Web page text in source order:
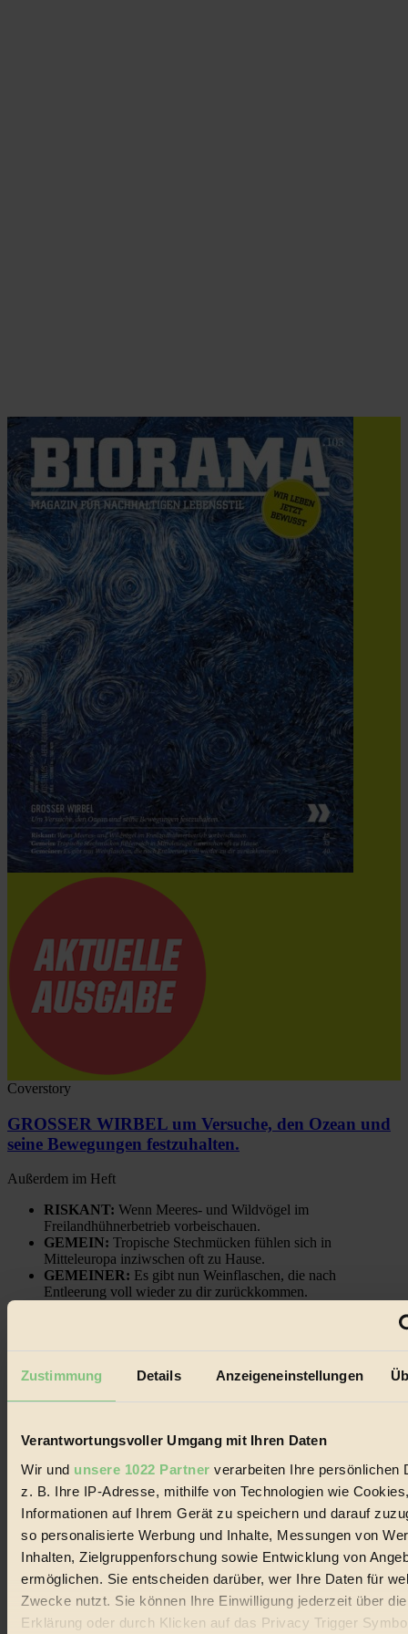
Zustimmung Details Anzeigeneinstellungen
Verantwortungsvoller Umgang mit Ihren Daten
Wir und unsere 1022 Partner verarbeiten Ihre persönlichen
z. B. Ihre IP-Adresse, mithilfe von Technologien wie
Informationen auf Ihrem Gerät zu speichern und darauf
so personalisierte Werbung und Inhalte, Messungen von
Inhalten, Zielgruppenforschung sowie Entwicklung von
ermöglichen. Sie entscheiden darüber, wer Ihre Daten für
Zwecke nutzt. Sie können Ihre Einwilligung jederzeit über
Erklärung oder durch Klicken auf das Privacy Trigger
Coverstory
GROSSER WIRBEL um Versuche, den Ozean und
seine Bewegungen festzuhalten.
Außerdem im Heft
RISKANT: Wenn Meeres- und Wildvögel im
Freilandhühnerbetrieb vorbeischauen.
GEMEIN: Tropische Stechmücken fühlen sich in
Mitteleuropa inziwschen oft zu Hause.
GEMEINER: Es gibt nun Weinflaschen, die nach
Entleerung voll wieder zu dir zurückkommen.
Der BIORAMA-Newsletter
Gewinnspiele & Ausgaben übersichtlich aufbereitet vom
BIORAMA-Magazin per E-Mail.
Jetzt eintragen: